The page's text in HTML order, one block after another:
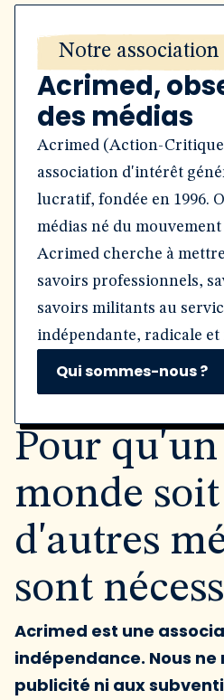
Notre association
Acrimed,
des médias
Acrimed (Action-
association d'intérêt
lucratif, fondée en 1996.
médias né du mouvement
Acrimed cherche à
savoirs professionnels,
savoirs militants au
indépendante, radicale
Qui sommes-nous ?
Pour
monde
d'autres
sont
Acrimed est une
indépendance. Nous ne
publicité ni aux